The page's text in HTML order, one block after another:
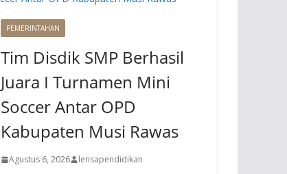
PEMERINTAHAN
Tim Disdik SMP Berhasil
Juara I Turnamen Mini
Soccer Antar OPD
Kabupaten Musi Rawas
Agustus 6, 2026 lensapendidikan